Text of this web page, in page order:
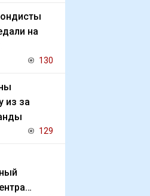
на
130
из за
129